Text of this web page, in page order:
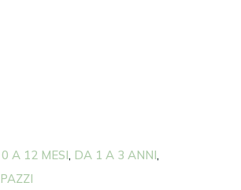
A 12 MESI, DA 1 A 3 ANNI,